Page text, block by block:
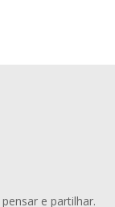
e partilhar.